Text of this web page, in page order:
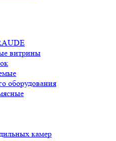
витрины
оборудования
камер